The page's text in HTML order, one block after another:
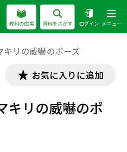
教科の広場 資料をさがす ログイン メニュー
キリの威嚇のポーズ
お気に入りに追加
キリの威嚇のポ